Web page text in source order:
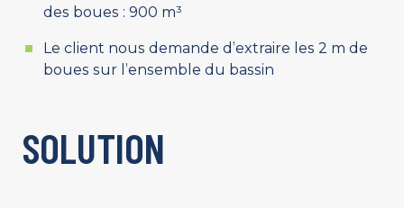
des boues : 900 m³
Le client nous demande d’extraire les 2 m de
boues sur l’ensemble du bassin
SOLUTION